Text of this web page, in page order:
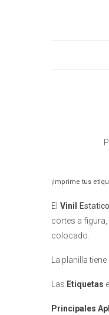
¡Imprime tus
El Vinil Estatico
cortes a
colocado.
La planilla
Las Etiquetas
Principales